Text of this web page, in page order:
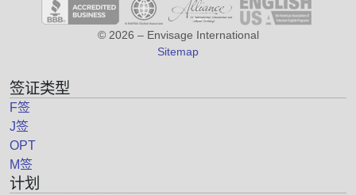
© 2026 – Envisage International
Sitemap
签证类型
F签
J签
OPT
M签
计划